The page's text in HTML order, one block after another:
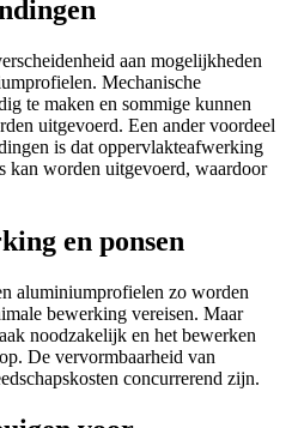
aan mogelijkheden
Mechanische
te maken en sommige kunnen
uitgevoerd. Een ander voordeel
is dat oppervlakteafwerking
kan worden uitgevoerd, waardoor
en ponsen
aluminiumprofielen zo worden
bewerking vereisen. Maar
noodzakelijk en het bewerken
De vervormbaarheid van
concurrerend zijn.